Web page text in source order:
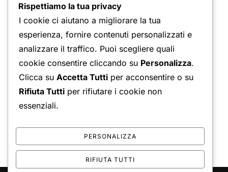
nuovaAnteriore al 50%Nessun lavoro da
eseguireTagliandata 1000 km fa Prezzo 5.500€La
vendo perché ho preso un r1 Kawasaki Z800 ABS
2015 – Grinta e Affidabilità! Amanti delle due ruote,
ecco la …
Rispettiamo la tua privacy
I cookie ci aiutano a migliorare la tua
esperienza, fornire contenuti personalizzati e
analizzare il traffico. Puoi scegliere quali
cookie consentire cliccando su Personalizza.
Clicca su Accetta Tutti per acconsentire o su
Rifiuta Tutti per rifiutare i cookie non
essenziali.
PERSONALIZZA
RIFIUTA TUTTI